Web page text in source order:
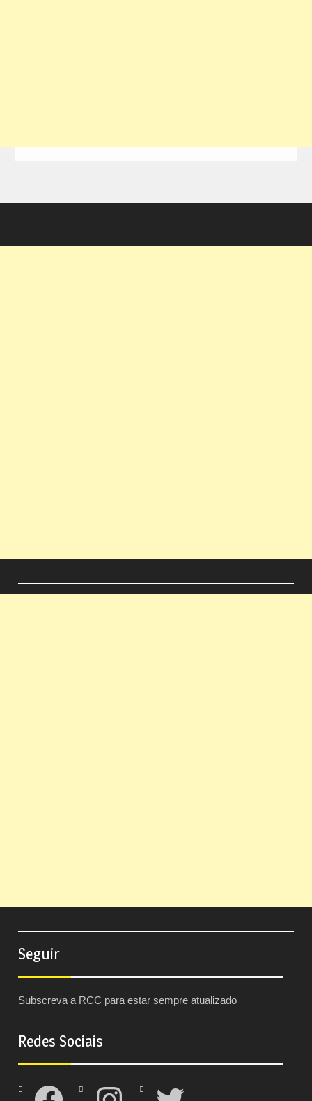
Seguir
Subscreva a RCC para estar sempre atualizado
Redes Sociais
Facebook Instagram Twitter